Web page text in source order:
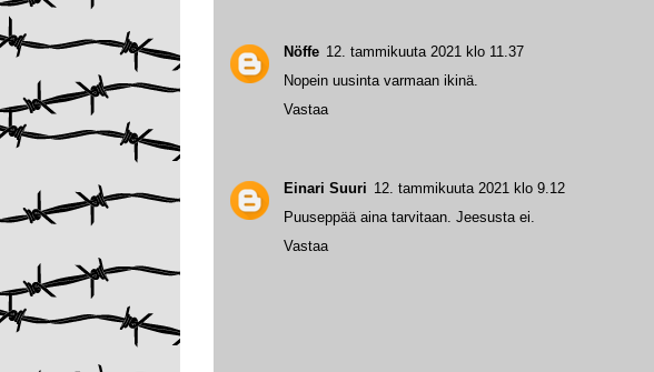
Einari Suuri 12. tammikuuta 2021 klo 9.12
Puuseppää aina tarvitaan. Jeesusta ei.
Vastaa
Nöffe 12. tammikuuta 2021 klo 11.37
Nopein uusinta varmaan ikinä.
Vastaa